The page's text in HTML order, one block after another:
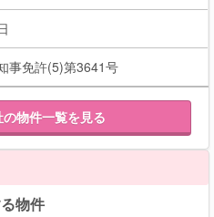
事免許(5)第3641号
物件一覧を見る
物件